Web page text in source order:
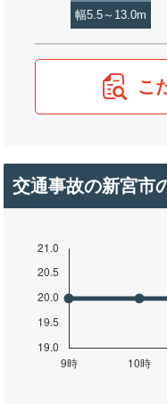
幅5.5～13.0m
こ
交通事故の新宮市